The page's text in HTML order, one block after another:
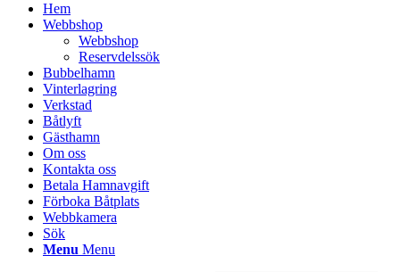
Hem
Webbshop
Webbshop
Reservdelssök
Bubbelhamn
Vinterlagring
Verkstad
Båtlyft
Gästhamn
Om oss
Kontakta oss
Betala Hamnavgift
Förboka Båtplats
Webbkamera
Sök
Menu Menu